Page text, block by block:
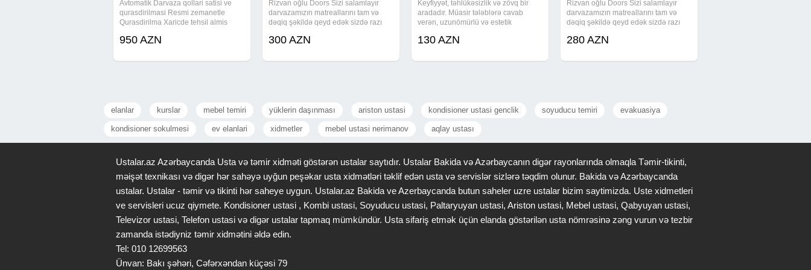
Avtomatik Darvaza qollari satisi ve
qurasdirilmasi Resmi zemanetle
Qurasdirilma Xaricde tehsil almis
kecirilir Xarakteristika: ●Ceki 14kq ●1
●1qol ucun
950 AZN
Rizvan oğlu Doors Sizi salamlayır
darvazamızın matreallarını tam və
dəqiq şəkildə qeyd edək sizdə razı
dəqiq ölçü) çərçivə 8 mm liq
şveler (
300 AZN
Keyfiyyət, təhlükəsizlik və zövq bir
aradadır. Müasir tələblərə cavab
verən, uzunömürlü və estetik
qapılar istənilən obyekt, qaraj və
model həm
130 AZN
Rizvan oğlu Doors Sizi salamlayır
darvazamızın matreallarını tam və
dəqiq şəkildə qeyd edək sizdə razı
dəqiq ölçü) çərçivə 8 mm liq
şveler (
280 AZN
elanlar kurslar mebel temiri yüklerin daşınması ariston ustasi kondisioner ustasi genclik soyuducu temiri evakuasiya
kondisioner sokulmesi ev elanlari xidmetler mebel ustasi nerimanov aqlay ustası
Ustalar.az Azərbaycanda Usta və təmir xidməti göstərən ustalar saytıdır. Ustalar Bakida və Azərbaycanın digər rayonlarında olmaqla Təmir-tikinti,
məişət texnikası və digər hər sahəyə uyğun peşəkar usta xidmətləri təklif edən usta və servislər sizlərə təqdim olunur. Bakida və Azərbaycanda
ustalar. Ustalar - təmir və tikinti hər saheye uygun. Ustalar.az Bakida ve Azerbaycanda butun saheler uzre ustalar bizim saytimizda. Uste xidmetleri
ve servisleri ucuz qiymete. Kondisioner ustasi , Kombi ustasi, Soyuducu ustasi, Paltaryuyan ustasi, Ariston ustasi, Mebel ustasi, Qabyuyan ustasi,
Televizor ustasi, Telefon ustasi və digər ustalar tapmaq mümkündür. Usta sifariş etmək üçün elanda göstərilən usta nömrəsinə zəng vurun və tezbir
zamanda istədiyniz təmir xidmətini əldə edin.
Tel: 010 12699563
Ünvan: Bakı şəhəri, Cəfərxəndan küçəsi 79